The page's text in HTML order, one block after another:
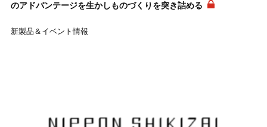
のアドバンテージを生かしものづくりを突き詰める
新製品＆イベント情報